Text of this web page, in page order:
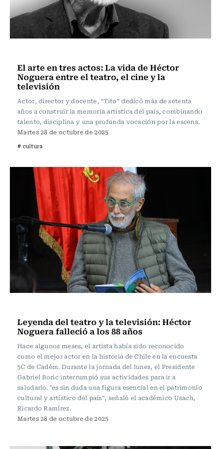
El arte en tres actos: La vida de Héctor
Noguera entre el teatro, el cine y la
televisión
Actor, director y docente, “Tito” dedicó más de setenta
años a construir la memoria artística del país, combinando
talento, disciplina y una profunda vocación por la escena.
Martes 28 de octubre de 2025
# cultura
Leyenda del teatro y la televisión: Héctor
Noguera falleció a los 88 años
Hace algunos meses, el artista había sido reconocido
como el mejor actor en la historia de Chile en la encuesta
5C de Cadém. Durante la jornada del lunes, el Presidente
Gabriel Boric interrumpió sus actividades para ir a
saludarlo. "es sin duda una figura esencial en el patrimonio
cultural y artístico del país", señaló el académico Usach,
Ricardo Ramírez.
Martes 28 de octubre de 2025